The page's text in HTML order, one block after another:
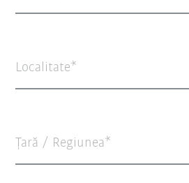
Localitate
Țară / Regiunea*